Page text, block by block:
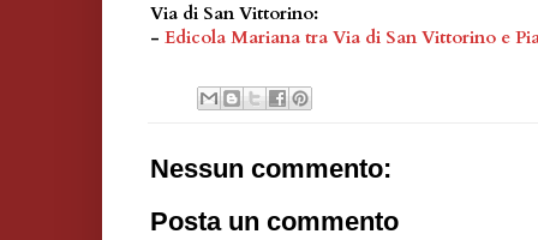
Via di San Vittorino:
- Edicola Mariana tra Via di San Vittorino e
Nessun commento:
Posta un commento